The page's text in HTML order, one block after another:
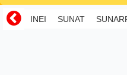
INEI SUNAT